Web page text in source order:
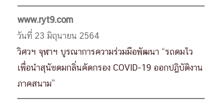
www.ryt9.com
วันที่ 23 มิถุนายน 2564
วิศวฯ จุฬาฯ บูรณาการความร่วมมือพัฒนา “รถดมไว
เพื่อนำสุนัขดมกลิ่นคัดกรอง COVID-19 ออกปฏิบัติงาน
ภาคสนาม”